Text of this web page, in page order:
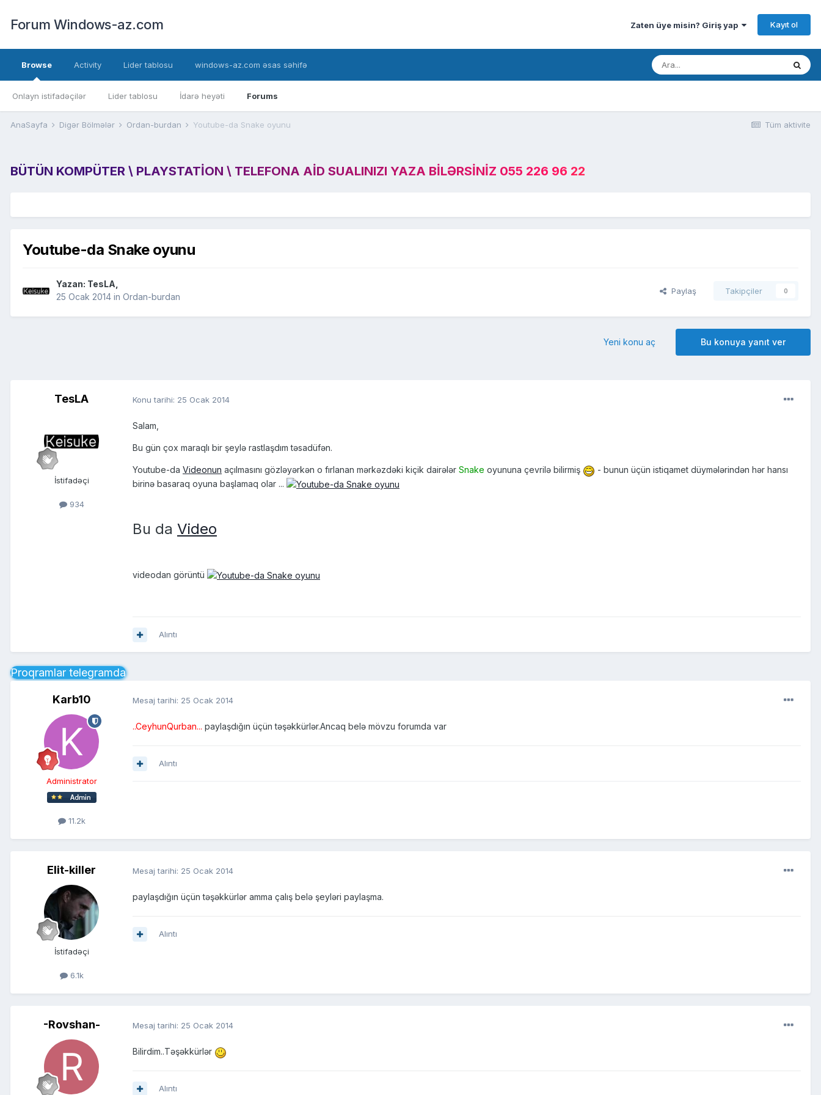
Forum Windows-az.com Zaten üye misin? Giriş yap Kayıt ol
Browse
Onlayn istifadəçilər Lider tablosu İdarə heyəti Forums
Activity Lider tablosu windows-az.com əsas səhifə
Tüm aktivite
AnaSayfa Digər Bölmələr Ordan-burdan Youtube-da Snake oyunu
BÜTÜN KOMPÜTER \ PLAYSTATION \ TELEFONA AID SUALINIZI YAZA BILƏRSINIZ 055 226 96 22
Youtube-da Snake oyunu
Yazan: TesLA
25 Ocak 2014 in Ordan-burdan
Paylaş Takipçiler 0
Bu konuya yanıt ver
Yeni konu aç
TesLA
İstifadəçi
934
Konu tarihi: 25 Ocak 2014
Salam,
Bu gün çox maraqlı bir şeylə rastlaşdım təsadüfən.
Youtube-da Videonun açılmasını gözləyərkən o fırlanan mərkəzdəki kiçik dairələr Snake oyununa çevrilə bilirmiş
- bunun üçün istiqamet düymələrindən hər hansı
birinə basaraq oyuna başlamaq olar ...
Bu da Video
videodan görüntü
Alıntı
Proqramlar telegramda
Karb10
Administrator
11.2k
Mesaj tarihi: 25 Ocak 2014
..CeyhunQurban... paylaşdığın üçün təşəkkürlər.Ancaq belə mövzu forumda var
Alıntı
Elit-killer
İstifadəçi
6.1k
Mesaj tarihi: 25 Ocak 2014
paylaşdığın üçün təşəkkürlər amma çalış belə şeyləri paylaşma.
Alıntı
-Rovshan- Mesaj tarihi: 25 Ocak 2014
Bilirdim..Təşəkkürlər
Alıntı